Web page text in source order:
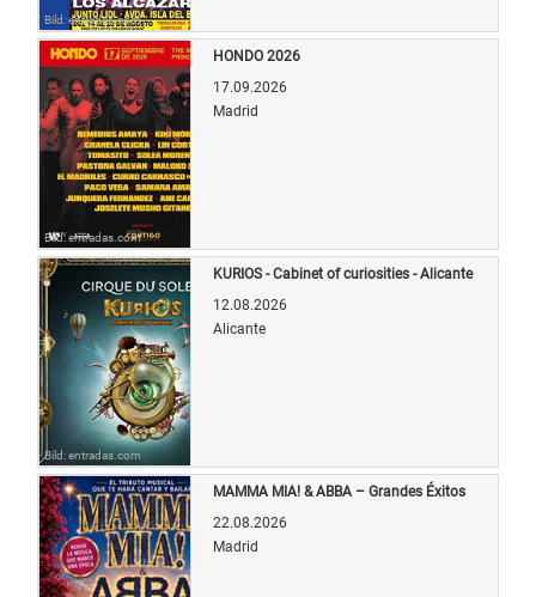
Bild: entradas.com
Bild: entradas.com
HONDO 2026
17.09.2026
Madrid
Bild: entradas.com
KURIOS - Cabinet of curiosities - Alicante
12.08.2026
Alicante
MAMMA MIA! & ABBA – Grandes Éxitos
22.08.2026
Madrid